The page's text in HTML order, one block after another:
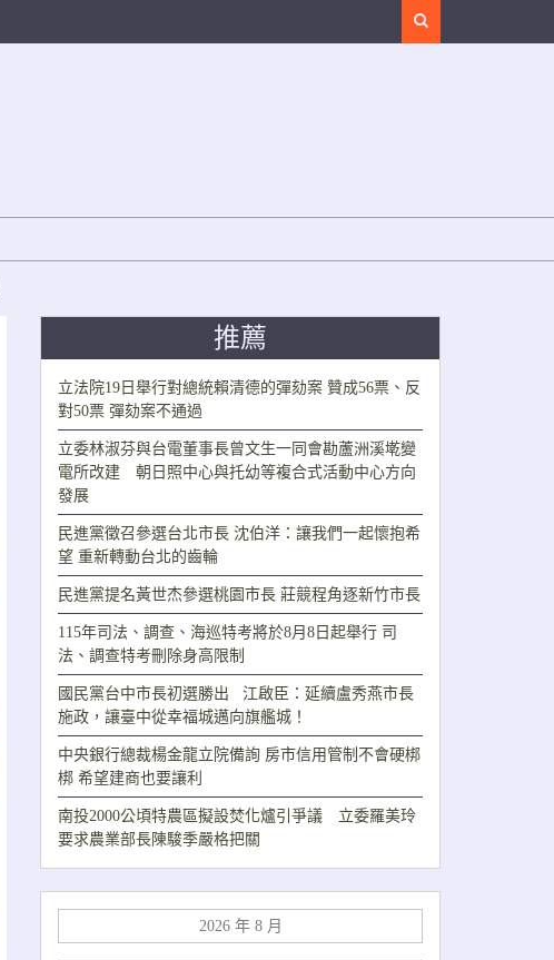
推薦
立法院19日舉行對總統賴清德的彈劾案 贊成56票、反
對50票 彈劾案不通過
立委林淑芬與台電董事長曾文生一同會勘蘆洲溪墘變
電所改建 朝日照中心與托幼等複合式活動中心方向
發展
民進黨徵召參選台北市長 沈伯洋：讓我們一起懷抱希
望 重新轉動台北的齒輪
民進黨提名黃世杰參選桃園市長 莊競程角逐新竹市長
115年司法、調查、海巡特考將於8月8日起舉行 司
法、調查特考刪除身高限制
國民黨台中市長初選勝出 江啟臣：延續盧秀燕市長
施政，讓臺中從幸福城邁向旗艦城！
中央銀行總裁楊金龍立院備詢 房市信用管制不會硬梆
梆 希望建商也要讓利
南投2000公頃特農區擬設焚化爐引爭議 立委羅美玲
要求農業部長陳駿季嚴格把關
2026 年 8 月